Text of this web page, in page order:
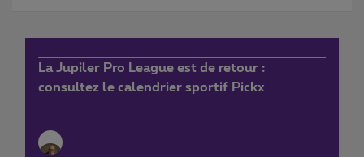
La Jupiler Pro League est de retour :
consultez le calendrier sportif Pickx